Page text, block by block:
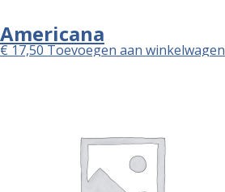
Americana
€17,50Toevoegen aan winkelwagen